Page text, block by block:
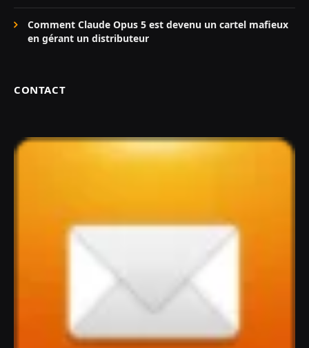
Comment Claude Opus 5 est devenu un cartel mafieux
en gérant un distributeur
CONTACT